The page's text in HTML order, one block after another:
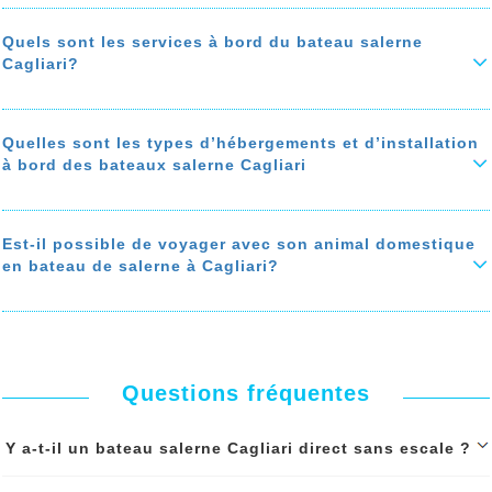
l'assurance d’annulation du voyage salerne Cagliari en bateau?'
Les bateaux de la traversée salerne Cagliari sont équipés
Des fauteuils roulants sont à votre disposition gratuitement pour
accéder à votre cabine.
mobilité réduite?'
Quels sont les services à bord du bateau salerne
Cagliari?
Parmi les services à bord du bateau salerne Cagliari: restaurant,
de jeux pour enfant, salle de prière, zone fumeur,
En savoir plus sur 'Quels sont les services à bord du bateau salerne
Quelles sont les types d’hébergements et d’installation
à bord des bateaux salerne Cagliari
Parmi les types d’hébergements disponibles à bord du bateau salerne
privées ou partagées, les suites, les couchettes.
En savoir plus sur 'Quelles sont les types d’hébergements et
Est-il possible de voyager avec son animal domestique
en bateau de salerne à Cagliari?
Oui, les animaux domestiques (chat, chien…) sont autorisés à
domestique en bateau de salerne à Cagliari?'
Questions fréquentes
Y a-t-il un bateau salerne Cagliari direct sans escale ?